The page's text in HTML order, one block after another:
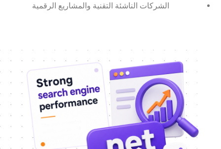
الشركات الناشئة التقنية والمشاريع الرقمية